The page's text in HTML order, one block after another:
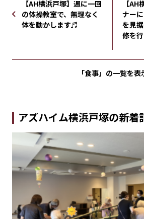
【AH横浜戸塚】週に一回
の体操教室で、無理なく
体を動かします♬
【
ナー
を見
修を行
「食事」の一覧を表
アズハイム横浜戸塚の新着